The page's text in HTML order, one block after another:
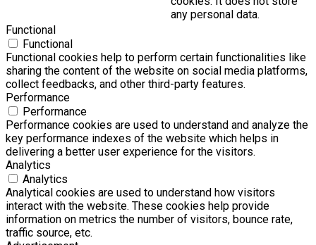
any personal data.
Functional
Functional
Functional cookies help to perform certain functionalities like
sharing the content of the website on social media platforms,
collect feedbacks, and other third-party features.
Performance
Performance
Performance cookies are used to understand and analyze the
key performance indexes of the website which helps in
delivering a better user experience for the visitors.
Analytics
Analytics
Analytical cookies are used to understand how visitors
interact with the website. These cookies help provide
information on metrics the number of visitors, bounce rate,
traffic source, etc.